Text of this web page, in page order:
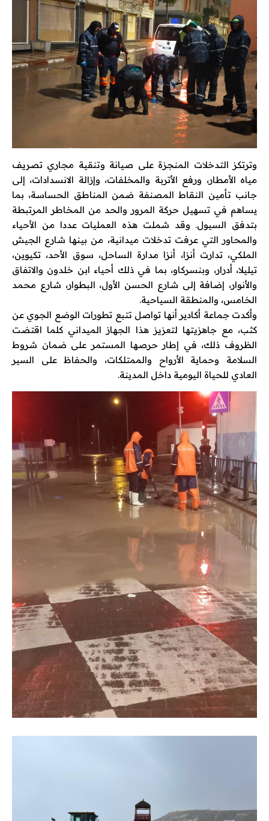
وترتكز التدخلات المنجزة على صيانة وتنقية مجاري تصريف
مياه الأمطار، ورفع الأتربة والمخلفات، وإزالة الانسدادات، إلى
جانب تأمين النقاط المصنفة ضمن المناطق الحساسة، بما
يساهم في تسهيل حركة المرور والحد من المخاطر المرتبطة
بتدفق السيول. وقد شملت هذه العمليات عددا من الأحياء
والمحاور التي عرفت تدخلات ميدانية، من بينها شارع الجيش
الملكي، تدارت أنزا، أنزا مدارة الساحل، سوق الأحد، تكيوين،
تيليلا، أدرار، وبنسركاو، بما في ذلك أحياء ابن خلدون والاتفاق
والأنوار، إضافة إلى شارع الحسن الأول، البطوار، شارع محمد
الخامس، والمنطقة السياحية.
وأكدت جماعة أكادير أنها تواصل تتبع تطورات الوضع الجوي عن
كثب، مع جاهزيتها لتعزيز هذا الجهاز الميداني كلما اقتضت
الظروف ذلك، في إطار حرصها المستمر على ضمان شروط
السلامة وحماية الأرواح والممتلكات، والحفاظ على السير
العادي للحياة اليومية داخل المدينة.